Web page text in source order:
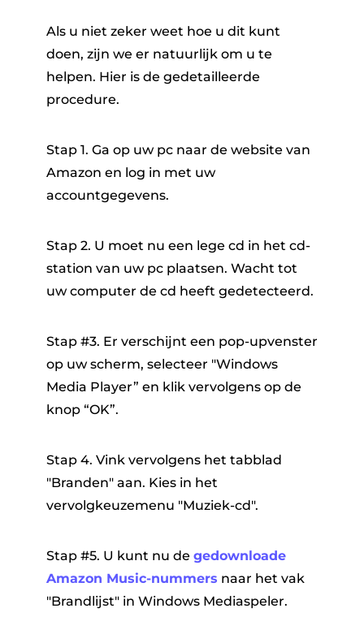
Als u niet zeker weet hoe u dit kunt
doen, zijn we er natuurlijk om u te
helpen. Hier is de gedetailleerde
procedure.
Stap 1. Ga op uw pc naar de website van
Amazon en log in met uw
accountgegevens.
Stap 2. U moet nu een lege cd in het cd-
station van uw pc plaatsen. Wacht tot
uw computer de cd heeft gedetecteerd.
Stap #3. Er verschijnt een pop-upvenster
op uw scherm, selecteer "Windows
Media Player” en klik vervolgens op de
knop “OK”.
Stap 4. Vink vervolgens het tabblad
"Branden" aan. Kies in het
vervolgkeuzemenu "Muziek-cd".
Stap #5. U kunt nu de gedownloade
Amazon Music-nummers naar het vak
"Brandlijst" in Windows Mediaspeler.